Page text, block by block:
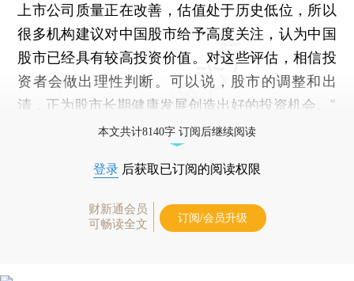
上市公司质量正在改善，估值处于历史低位，所以
很多机构建议对中国股市给予高度关注，认为中国
股市已经具有较高投资价值。对这些评估，相信投
资者会做出理性判断。可以说，股市的调整和出
清，正为股市长期健康发展创造出好的投资机会。”
本文共计8140字 订阅后继续阅读
登录 后获取已订阅的阅读权限
财新通会员
可畅读全文
订阅/会员升级